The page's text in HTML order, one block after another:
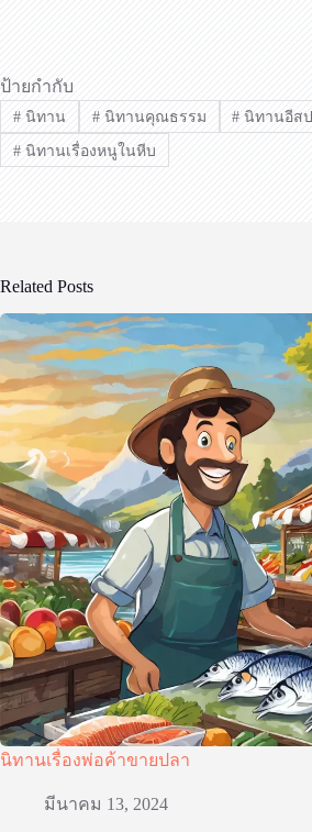
ป้ายกำกับ
#นิทาน #นิทานคุณธรรม # นิทานอีสป
#นิทานเรื่องหนูในหีบ
Related Posts
นิทานเรื่องพ่อค้าขายปลา
มีนาคม 13, 2024